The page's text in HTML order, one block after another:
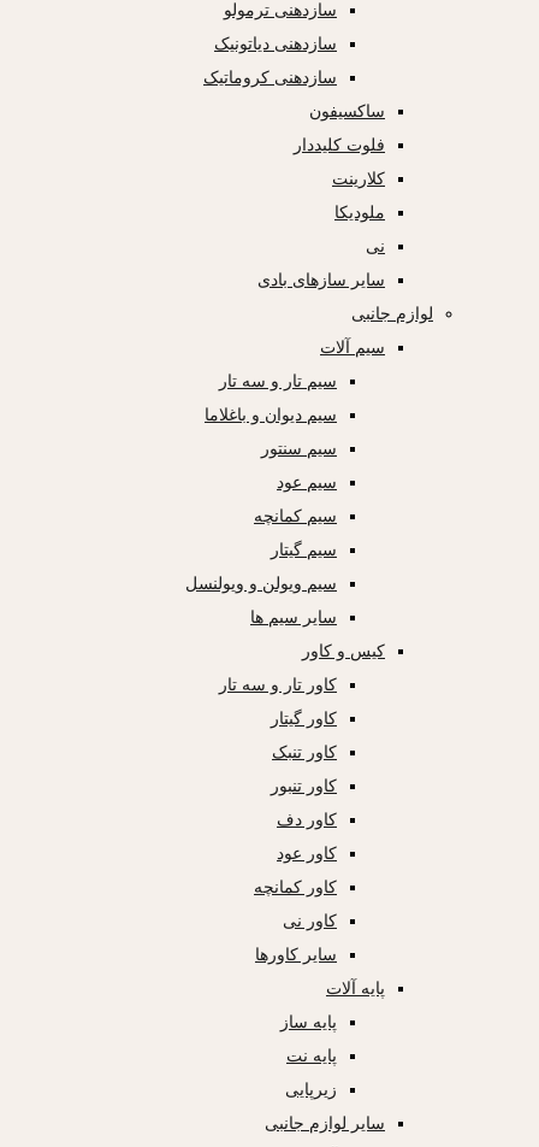
سازدهنی ترمولو
سازدهنی دیاتونیک
سازدهنی کروماتیک
ساکسیفون
فلوت کلیددار
کلارینت
ملودیکا
نی
سایر سازهای بادی
لوازم جانبی
سیم آلات
سیم تار و سه تار
سیم دیوان و باغلاما
سیم سنتور
سیم عود
سیم کمانچه
سیم گیتار
سیم ویولن و ویولنسل
سایر سیم ها
کیس و کاور
کاور تار و سه تار
کاور گیتار
کاور تنبک
کاور تنبور
کاور دف
کاور عود
کاور کمانچه
کاور نی
سایر کاورها
پایه آلات
پایه ساز
پایه نت
زیرپایی
سایر لوازم جانبی